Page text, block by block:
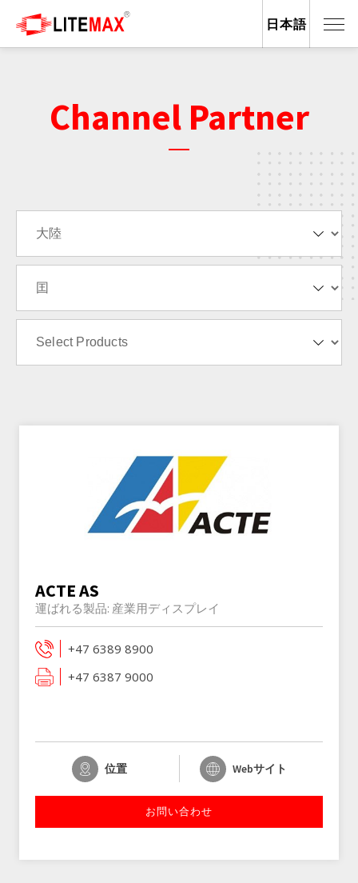
Channel Partner
ACTE AS
運ばれる製品: 産業用ディスプレイ
+47 6389 8900
+47 6387 9000
位置 Webサイト
お問い合わせ
日本語